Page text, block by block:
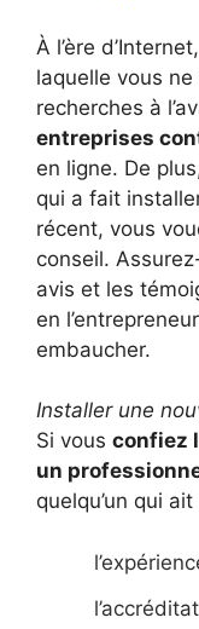
À l’ère
laquelle vous
recherches à
entreprises
en ligne. De
qui a fait
récent, vous
conseil.
avis et les
en
embaucher.
Installer une
Si vous confiez
un
quelqu’un qui ait